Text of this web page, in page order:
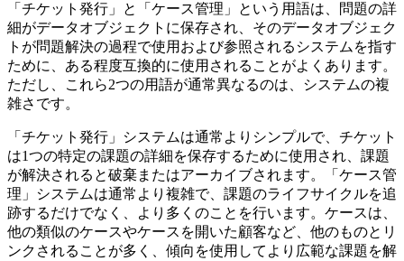
「チケット発行」と「ケース管理」という用語は、問題の詳
細がデータオブジェクトに保存され、そのデータオブジェク
トが問題解決の過程で使用および参照されるシステムを指す
ために、ある程度互換的に使用されることがよくあります。
ただし、これら2つの用語が通常異なるのは、システムの複
雑さです。
「チケット発行」システムは通常よりシンプルで、チケット
は1つの特定の課題の詳細を保存するために使用され、課題
が解決されると破棄またはアーカイブされます。「ケース管
理」システムは通常より複雑で、課題のライフサイクルを追
跡するだけでなく、より多くのことを行います。ケースは、
他の類似のケースやケースを開いた顧客など、他のものとリ
ンクされることが多く、傾向を使用してより広範な課題を解